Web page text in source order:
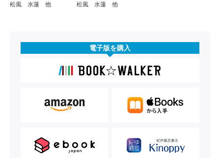
松風 水蓮 他
松風 水蓮 他
電子版を購入